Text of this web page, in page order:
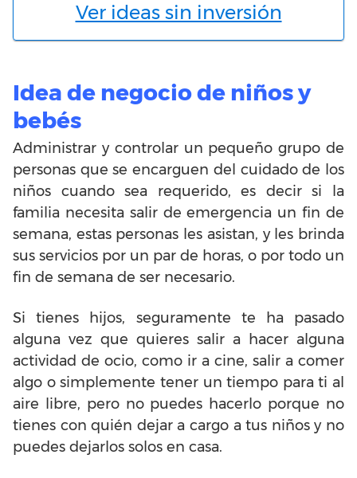
Ver ideas sin inversión
Idea de negocio de niños y
bebés
Administrar y controlar un pequeño grupo de
personas que se encarguen del cuidado de los
niños cuando sea requerido, es decir si la
familia necesita salir de emergencia un fin de
semana, estas personas les asistan, y les brinda
sus servicios por un par de horas, o por todo un
fin de semana de ser necesario.
Si tienes hijos, seguramente te ha pasado
alguna vez que quieres salir a hacer alguna
actividad de ocio, como ir a cine, salir a comer
algo o simplemente tener un tiempo para ti al
aire libre, pero no puedes hacerlo porque no
tienes con quién dejar a cargo a tus niños y no
puedes dejarlos solos en casa.